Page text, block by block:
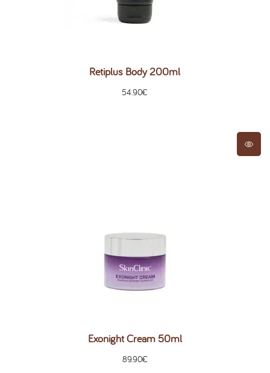
Retiplus Body 200ml
54.90€
Exonight Cream 50ml
89.90€